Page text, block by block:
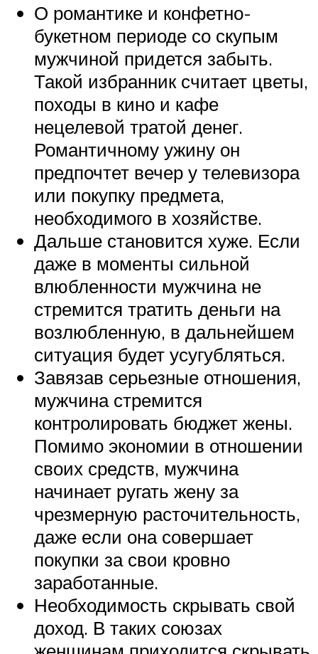
О романтике и конфетно-
букетном периоде со скупым
мужчиной придется забыть.
Такой избранник считает цветы,
походы в кино и кафе
нецелевой тратой денег.
Романтичному ужину он
предпочтет вечер у телевизора
или покупку предмета,
необходимого в хозяйстве.
Дальше становится хуже. Если
даже в моменты сильной
влюбленности мужчина не
стремится тратить деньги на
возлюбленную, в дальнейшем
ситуация будет усугубляться.
Завязав серьезные отношения,
мужчина стремится
контролировать бюджет жены.
Помимо экономии в отношении
своих средств, мужчина
начинает ругать жену за
чрезмерную расточительность,
даже если она совершает
покупки за свои кровно
заработанные.
Необходимость скрывать свой
доход. В таких союзах